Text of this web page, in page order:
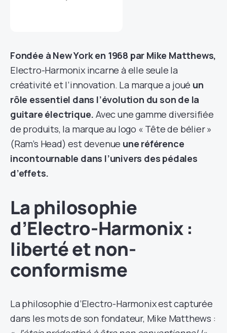
Fondée à New York en 1968 par Mike Matthews,
Electro-Harmonix incarne à elle seule la
créativité et l’innovation. La marque a joué un
rôle essentiel dans l’évolution du son de la
guitare électrique. Avec une gamme diversifiée
de produits, la marque au logo « Tête de bélier »
(Ram’s Head) est devenue une référence
incontournable dans l’univers des pédales
d’effets.
La philosophie
d’Electro-Harmonix :
liberté et non-
conformisme
La philosophie d’Electro-Harmonix est capturée
dans les mots de son fondateur, Mike Matthews :